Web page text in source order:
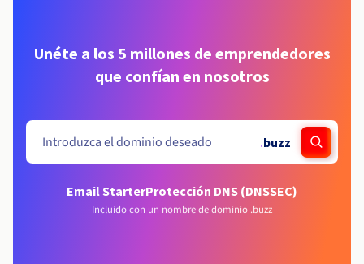
Unéte a los 5 millones de emprendedores
que confían en nosotros
.buzz
Email StarterProtección DNS (DNSSEC)
Incluido con un nombre de dominio .buzz